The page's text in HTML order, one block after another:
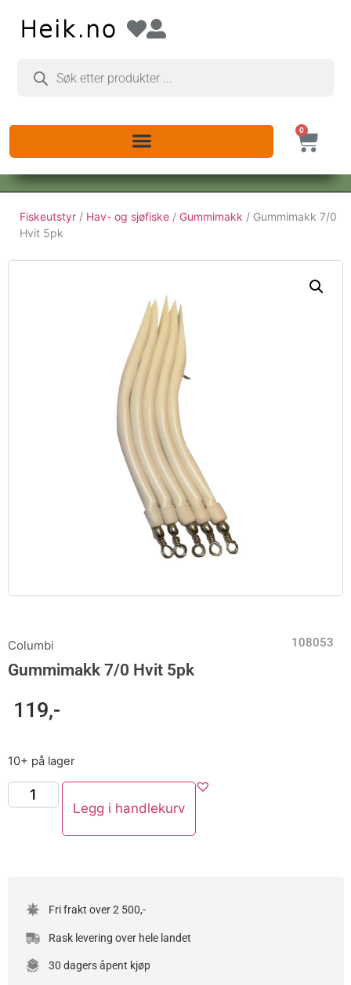
0
Fiskeutstyr / Hav- og sjøfiske / Gummimakk / Gummimakk 7/0
Hvit 5pk
Columbi 108053
Gummimakk 7/0 Hvit 5pk
119,-
10+ på lager
Legg i handlekurv
Fri frakt over 2 500,-
Rask levering over hele landet
30 dagers åpent kjøp